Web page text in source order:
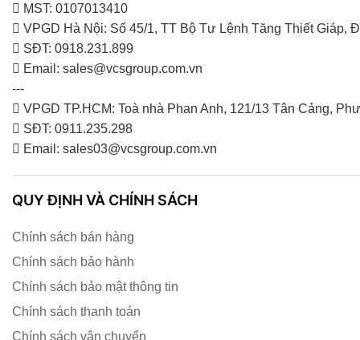
MST: 0107013410
VPGD Hà Nội: Số 45/1, TT Bộ Tư Lệnh Tăng Thiết
SĐT: 0918.231.899
Email: sales@vcsgroup.com.vn
---
VPGD TP.HCM: Toà nhà Phan Anh, 121/13 Tân Cảng,
SĐT: 0911.235.298
Email: sales03@vcsgroup.com.vn
QUY ĐỊNH VÀ CHÍNH SÁCH
Chính sách bán hàng
Chính sách bảo hành
Chính sách bảo mật thông tin
Chính sách thanh toán
Chính sách vận chuyển